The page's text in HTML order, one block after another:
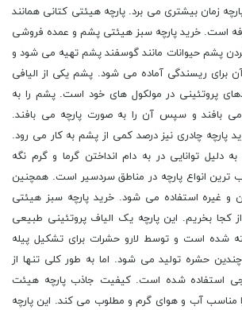
زمان بیشتری می برد. پارچه هیئتی کتانی همانند
است. خرید پارچه سبز هیئتی پشم و عمده فروشی
پشم حیوانات مانند گوسفند پشم تهیه می شود و
ریسندگی آماده می شود. پشم یکی از الیافی
پروتئینی در مولکول های خود است. پشم را به
بافند و سپس آن را به صورت پارچه می بافند.
پارچه چادری نیز درصد کمی از پشم به کار می رود.
دلیل توانایی در به دام انداختن گرما و گرم نگه
ترین انواع پارچه در مناطق سردسیر است. همچنین
و غیره استفاده می شود. خرید پارچه سبز هیئتی
کجا بخریم. این پارچه یک الیاف پروتئینی طبیعی
شده است و توسط لارو حشرات برای تشکیل پیله
حشره تولید می شود. اما به طور کلی تنها از
استفاده شده است. کیفیت جاذب پارچه هیئت
مناسب آب و هوای گرم و مطلوب می کند. این پارچه